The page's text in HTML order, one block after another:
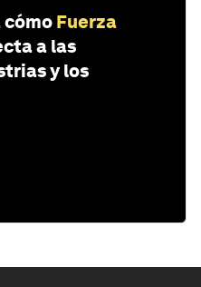
cómo Fuerza
a las
y los